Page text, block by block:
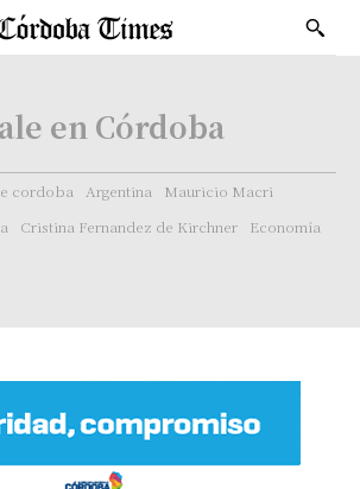
en Córdoba
cordoba Argentina
Mauricio Macri
Cristina Fernandez de Kirchner
Economía